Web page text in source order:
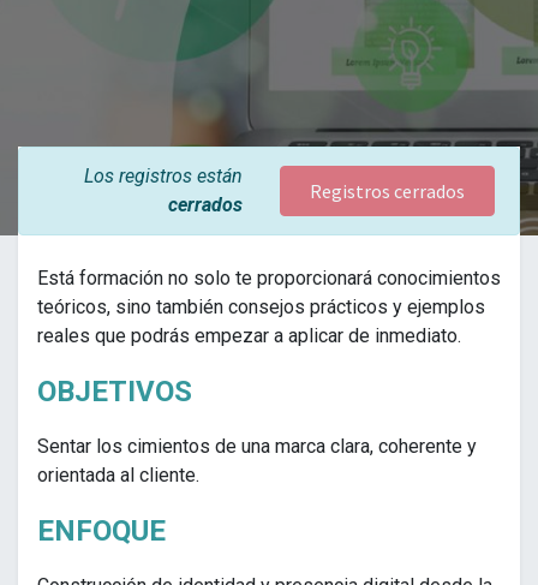
Los registros están
cerrados
Registros cerrados
Está formación no solo te proporcionará conocimientos
teóricos, sino también consejos prácticos y ejemplos
reales que podrás empezar a aplicar de inmediato.
OBJETIVOS
Sentar los cimientos de una marca clara, coherente y
orientada al cliente.
ENFOQUE